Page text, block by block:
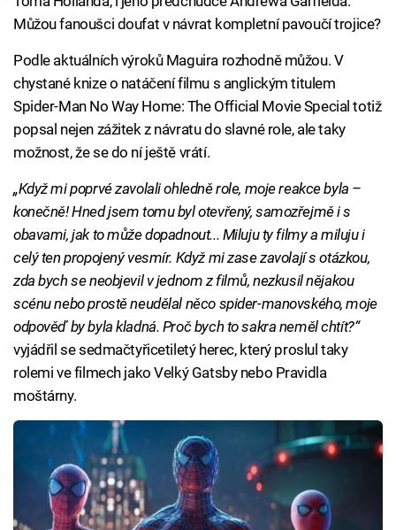
Můžou fanoušci doufat v návrat kompletní pavoučí trojice?
Podle aktuálních výroků Maguira rozhodně můžou. V
chystané knize o natáčení filmu s anglickým titulem
Spider-Man No Way Home: The Official Movie Special totiž
popsal nejen zážitek z návratu do slavné role, ale taky
možnost, že se do ní ještě vrátí.
„Když mi poprvé zavolali ohledně role, moje reakce byla –
konečně! Hned jsem tomu byl otevřený, samozřejmě i s
obavami, jak to může dopadnout... Miluju ty filmy a miluju i
celý ten propojený vesmír. Když mi zase zavolají s otázkou,
zda bych se neobjevil v jednom z filmů, nezkusil nějakou
scénu nebo prostě neudělal něco spider-manovského, moje
odpověď by byla kladná. Proč bych to sakra neměl chtít?“
vyjádřil se sedmačtyřicetiletý herec, který proslul taky
rolemi ve filmech jako Velký Gatsby nebo Pravidla
moštárny.